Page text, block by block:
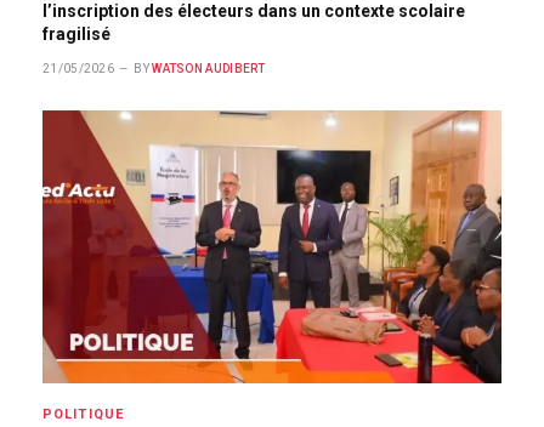
l’inscription des électeurs dans un contexte scolaire
fragilisé
21/05/2026 BY WATSON AUDIBERT
POLITIQUE